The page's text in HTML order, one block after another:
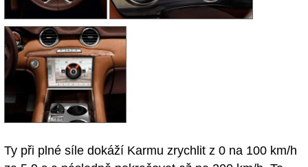
Ty při plné síle dokáží Karmu zrychlit z 0 na 100 km/h